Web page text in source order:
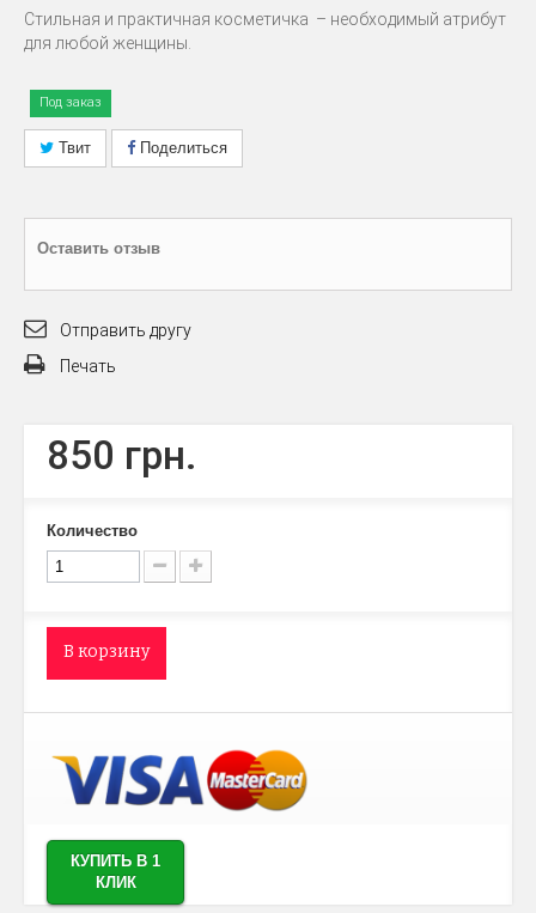
Стильная и практичная косметичка – необходимый атрибут
для любой женщины.
Под заказ
Твит Поделиться
Оставить отзыв
Отправить другу
Печать
850 грн.
Количество
В корзину
КУПИТЬ В 1
КЛИК